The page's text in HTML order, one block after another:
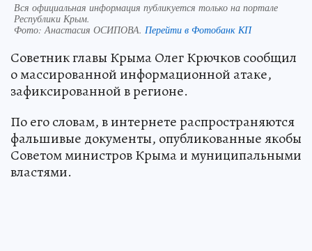
Вся официальная информация публикуется только на портале
Республики Крым.
Фото:Анастасия ОСИПОВА. Перейти в Фотобанк КП
Советник главы Крыма Олег Крючков сообщил
о массированной информационной атаке,
зафиксированной в регионе.
По его словам, в интернете распространяются
фальшивые документы, опубликованные якобы
Советом министров Крыма и муниципальными
властями.